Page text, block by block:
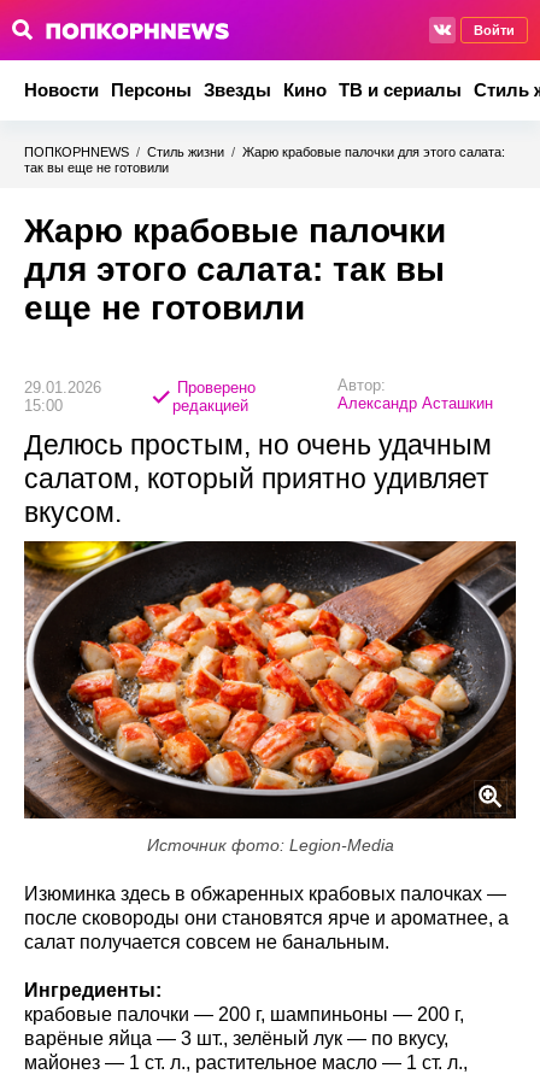
Войти
Новости Персоны Звезды Кино ТВ и сериалы Стиль
ПОПКОРНNEWS / Стиль жизни / Жарю крабовые палочки для этого салата:
так вы еще не готовили
Жарю крабовые палочки
для этого салата: так вы
еще не готовили
29.01.2026
15:00
Проверено
редакцией
Автор:
Александр Асташкин
Делюсь простым, но очень удачным
салатом, который приятно удивляет
вкусом.
Источник фото: Legion-Media
Изюминка здесь в обжаренных крабовых палочках —
после сковороды они становятся ярче и ароматнее, а
салат получается совсем не банальным.
Ингредиенты:
крабовые палочки — 200 г, шампиньоны — 200 г,
варёные яйца — 3 шт., зелёный лук — по вкусу,
майонез — 1 ст. л., растительное масло — 1 ст. л.,